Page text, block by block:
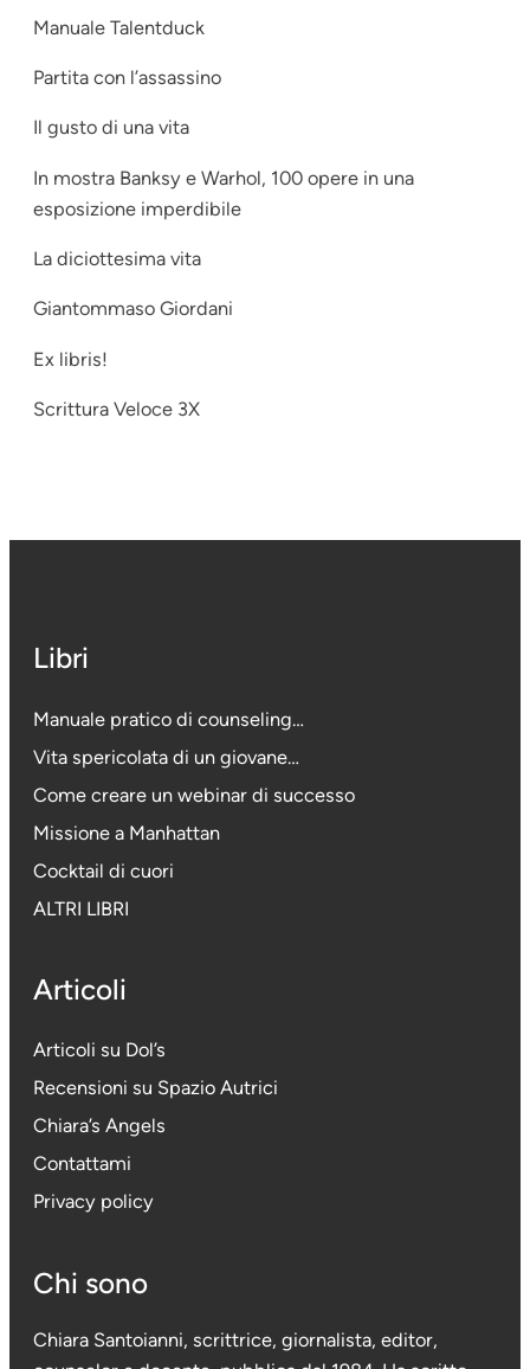
Manuale Talentduck
Partita con l’assassino
Il gusto di una vita
In mostra Banksy e Warhol, 100 opere in una
esposizione imperdibile
La diciottesima vita
Giantommaso Giordani
Ex libris!
Scrittura Veloce 3X
Libri
Manuale pratico di counseling…
Vita spericolata di un giovane…
Come creare un webinar di successo
Missione a Manhattan
Cocktail di cuori
ALTRI LIBRI
Articoli
Articoli su Dol’s
Recensioni su Spazio Autrici
Chiara’s Angels
Contattami
Privacy policy
Chi sono
Chiara Santoianni, scrittrice, giornalista, editor,